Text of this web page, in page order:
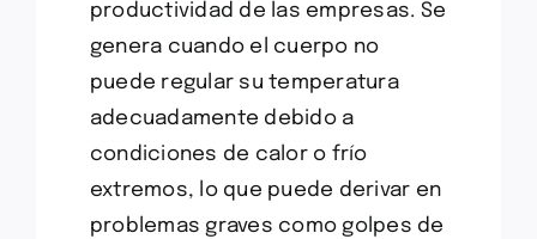
productividad de las empresas. Se
genera cuando el cuerpo no
puede regular su temperatura
adecuadamente debido a
condiciones de calor o frío
extremos, lo que puede derivar en
problemas graves como golpes de